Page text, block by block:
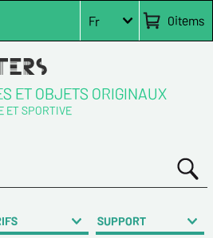
0items
Fr
ET OBJETS ORIGINAUX
ET SPORTIVE
SUPPORT